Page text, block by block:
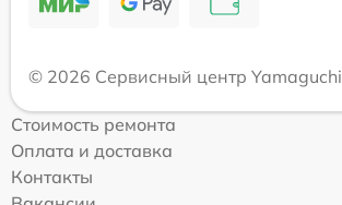
© 2026 Сервисный центр Yamaguchi
Стоимость ремонта
Оплата и доставка
Контакты